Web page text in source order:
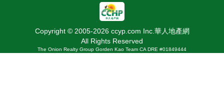
Copyright © 2005-2026 ccyp.com Inc.華人地產網
All Rights Reserved
The Onion Realty Group Gorden Kao Team CA DRE #01849444